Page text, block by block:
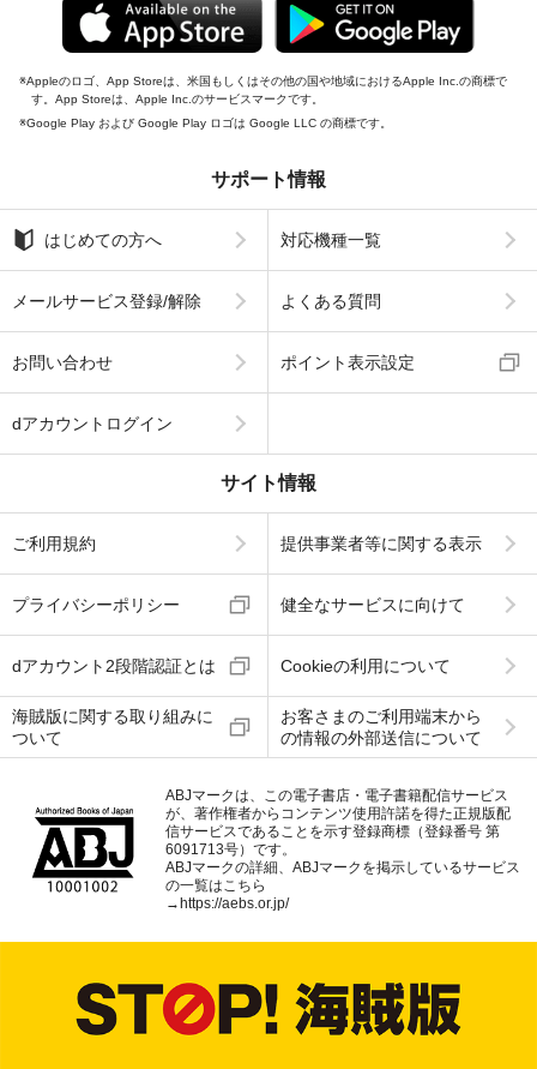
Appleのロゴ、App Storeは、米国もしくはその他の国や地域におけるApple Inc.の商標で
す。App Storeは、Apple Inc.のサービスマークです。
Google Play および Google Play ロゴは Google LLC の商標です。
サポート情報
はじめての方へ 対応機種一覧
メールサービス登録/解除 よくある質問
お問い合わせ ポイント表示設定
dアカウントログイン
サイト情報
ご利用規約 提供事業者等に関する表示
プライバシーポリシー 健全なサービスに向けて
dアカウント2段階認証とは Cookieの利用について
海賊版に関する取り組みに
ついて
お客さまのご利用端末から
の情報の外部送信について
ABJマークは、この電子書店・電子書籍配信サービス
が、著作権者からコンテンツ使用許諾を得た正規版配
信サービスであることを示す登録商標（登録番号 第
6091713号）です。
ABJマークの詳細、ABJマークを掲示しているサービス
の一覧はこちら
→ https://aebs.or.jp/